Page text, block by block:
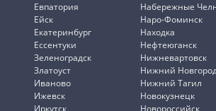
Евпатория
Ейск
Екатеринбург
Ессентуки
Зеленоградск
Златоуст
Иваново
Ижевск
Иркутск
Набережные
Наро-Фоминск
Находка
Нефтеюганск
Нижневартовск
Нижний
Нижний Тагил
Новокузнецк
Новороссийск